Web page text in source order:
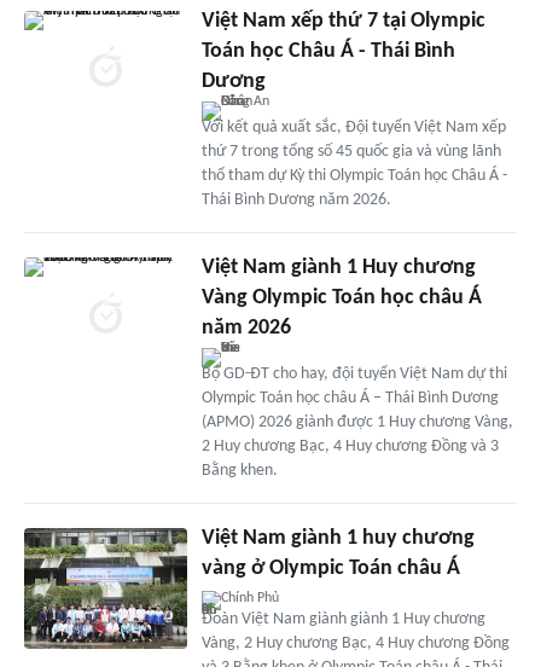
Việt Nam xếp thứ 7 tại Olympic
Toán học Châu Á - Thái Bình
Dương
Với kết quả xuất sắc, Đội tuyển Việt Nam xếp
thứ 7 trong tổng số 45 quốc gia và vùng lãnh
thổ tham dự Kỳ thi Olympic Toán học Châu Á -
Thái Bình Dương năm 2026.
Việt Nam giành 1 Huy chương
Vàng Olympic Toán học châu Á
năm 2026
Bộ GD-ĐT cho hay, đội tuyển Việt Nam dự thi
Olympic Toán học châu Á – Thái Bình Dương
(APMO) 2026 giành được 1 Huy chương Vàng,
2 Huy chương Bạc, 4 Huy chương Đồng và 3
Bằng khen.
Việt Nam giành 1 huy chương
vàng ở Olympic Toán châu Á
Chính Phủ
Đoàn Việt Nam giành giành 1 Huy chương
Vàng, 2 Huy chương Bạc, 4 Huy chương Đồng